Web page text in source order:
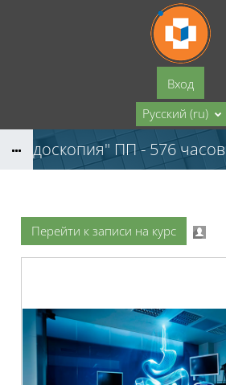
Перейти к основному содержанию
Вход
Русский ‎(ru)‎
"Эндоскопия" ПП - 576 часов
Перейти к записи на курс